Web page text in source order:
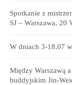
Spotkanie z
SJ – Warszawa, 20
W dniach 3-18.07
Między Warszawą
buddyjskim Jin-